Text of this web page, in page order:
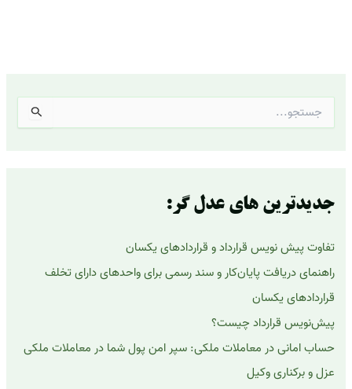
س
ر
:
جدیدترین های عدل گر:
تفاوت پیش نویس قرارداد و قراردادهای یکسان
راهنمای دریافت پایان‌کار و سند رسمی برای واحدهای دارای تخلف
قراردادهای یکسان
پیش‌نویس قرارداد چیست؟
حساب امانی در معاملات ملکی: سپر امن پول شما در معاملات ملکی
عزل و برکناری وکیل